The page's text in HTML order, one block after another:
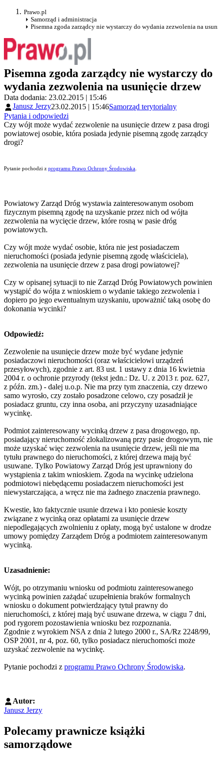
Prawo.pl
Samorząd i administracja
Pisemna zgoda zarządcy nie wystarczy do wydania zezwolenia na
Pisemna zgoda zarządcy nie wystarczy do
wydania zezwolenia na usunięcie drzew
Data dodania: 23.02.2015 | 15:46
Janusz Jerzy23.02.2015 | 15:46Samorząd terytorialny
Pytania i odpowiedzi
Czy wójt może wydać zezwolenie na usunięcie drzew z pasa drogi
powiatowej osobie, która posiada jedynie pisemną zgodę zarządcy
drogi?
Pytanie pochodzi z programu Prawo Ochrony Środowiska
Powiatowy Zarząd Dróg wystawia zainteresowanym osobom
fizycznym pisemną zgodę na uzyskanie przez nich od wójta
zezwolenia na wycięcie drzew, które rosną w pasie dróg
powiatowych.
Czy wójt może wydać osobie, która nie jest posiadaczem
nieruchomości (posiada jedynie pisemną zgodę właściciela),
zezwolenia na usunięcie drzew z pasa drogi powiatowej?
Czy w opisanej sytuacji to nie Zarząd Dróg Powiatowych powinien
wystąpić do wójta z wnioskiem o wydanie takiego zezwolenia i
dopiero po jego ewentualnym uzyskaniu, upoważnić taką osobę do
dokonania wycinki?
Odpowiedź:
Zezwolenie na usunięcie drzew może być wydane jedynie
posiadaczowi nieruchomości (oraz właścicielowi urządzeń
przesyłowych), zgodnie z art. 83 ust. 1 ustawy z dnia 16 kwietnia
2004 r. o ochronie przyrody (tekst jedn.: Dz. U. z 2013 r. poz. 627,
z późn. zm.) - dalej u.o.p. Nie ma przy tym znaczenia, czy drzewo
samo wyrosło, czy zostało posadzone celowo, czy posadził je
posiadacz gruntu, czy inna osoba, ani przyczyny uzasadniające
wycinkę.
Podmiot zainteresowany wycinką drzew z pasa drogowego, np.
posiadający nieruchomość zlokalizowaną przy pasie drogowym, nie
może uzyskać więc zezwolenia na usunięcie drzew, jeśli nie ma
tytułu prawnego do nieruchomości, z której drzewa mają być
usuwane. Tylko Powiatowy Zarząd Dróg jest uprawniony do
wystąpienia z takim wnioskiem. Zgoda na wycinkę udzielona
podmiotowi niebędącemu posiadaczem nieruchomości jest
niewystarczająca, a wręcz nie ma żadnego znaczenia prawnego.
Kwestie, kto faktycznie usunie drzewa i kto poniesie koszty
związane z wycinką oraz opłatami za usunięcie drzew
niepodlegających zwolnieniu z opłaty, mogą być ustalone w drodze
umowy pomiędzy Zarządem Dróg a podmiotem zainteresowanym
wycinką.
Uzasadnienie:
Wójt, po otrzymaniu wniosku od podmiotu zainteresowanego
wycinką powinien zażądać uzupełnienia braków formalnych
wniosku o dokument potwierdzający tytuł prawny do
nieruchomości, z której mają być usuwane drzewa, w ciągu 7 dni,
pod rygorem pozostawienia wniosku bez rozpoznania.
Zgodnie z wyrokiem NSA z dnia 2 lutego 2000 r., SA/Rz 2248/99,
OSP 2001, nr 4, poz. 60, tylko posiadacz nieruchomości może
uzyskać zezwolenie na wycinkę.
Pytanie pochodzi z programu Prawo Ochrony Środowiska.
Autor:
Janusz Jerzy
Polecamy prawnicze książki
samorządowe